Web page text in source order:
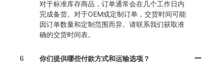
对于标准库存商品，订单通常会在几个工作日内
完成备货。对于OEM或定制订单，交货时间可能
因订单数量和定制范围而异。请联系我们获取准
确的交货时间表。
6 你们提供哪些付款方式和运输选项？